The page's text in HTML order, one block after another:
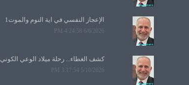
الإعجاز النفسي في آية النوم والموت1
6/6/2026 4:24:58 PM
كشف الغطاء... رحلة ميلاد الوعي الكوني
5/10/2026 3:17:54 PM